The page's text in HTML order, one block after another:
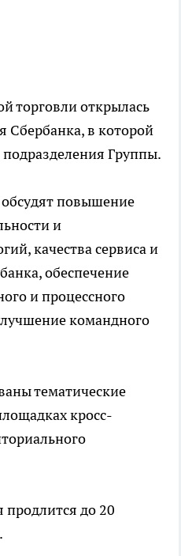
торговли открылась
Сбербанка, в которой
Группы.
повышение
и
качества сервиса и
обеспечение
и процессного
командного
тематические
кросс-
до 20